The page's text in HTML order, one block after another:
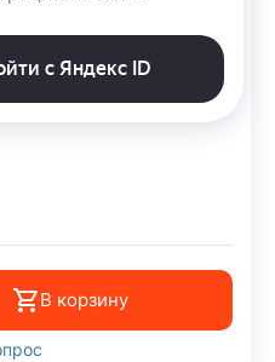
В корзину